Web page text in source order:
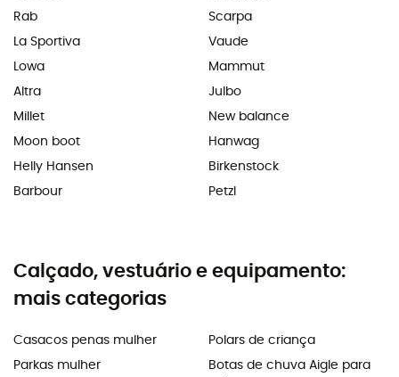
Rab
La Sportiva
Lowa
Altra
Millet
Moon boot
Helly Hansen
Barbour
Scarpa
Vaude
Mammut
Julbo
New balance
Hanwag
Birkenstock
Petzl
Calçado, vestuário e equipamento:
mais categorias
Casacos penas mulher
Parkas mulher
Polars de criança
Botas de chuva Aigle para